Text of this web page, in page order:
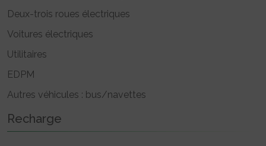
Deux-trois roues électriques
Voitures électriques
Utilitaires
EDPM
Autres véhicules : bus/navettes
Recharge